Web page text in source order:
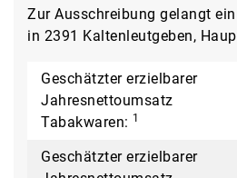
Zur Ausschreibung gelangt
in 2391 Kaltenleutgeben,
Geschätzter erzielbarer
Jahresnettoumsatz
Tabakwaren: 1
Geschätzter erzielbarer